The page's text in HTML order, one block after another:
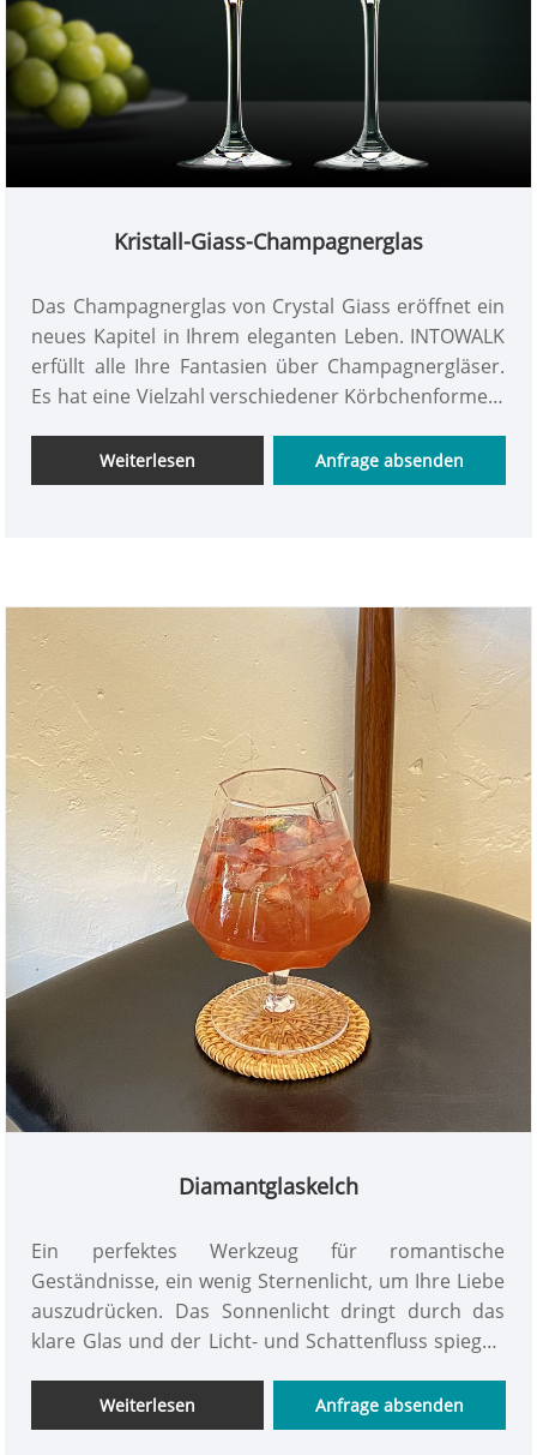
Kristall-Giass-Champagnerglas
Das Champagnerglas von Crystal Giass eröffnet ein
neues Kapitel in Ihrem eleganten Leben. INTOWALK
erfüllt alle Ihre Fantasien über Champagnergläser.
Es hat eine Vielzahl verschiedener Körbchenformen,
hohen Brechungsindex, einen transparenten und
hellen Körbchenkörper mit voller Textur, ist
Weiterlesen Anfrage absenden
Diamantglaskelch
Ein perfektes Werkzeug für romantische
Geständnisse, ein wenig Sternenlicht, um Ihre Liebe
auszudrücken. Das Sonnenlicht dringt durch das
klare Glas und der Licht- und Schattenfluss spiegelt
Wasser und genießt die kleine Schönheit, die nur
Ihnen vorbehalten ist. INTOWALK nutzt einfache und
Weiterlesen Anfrage absenden